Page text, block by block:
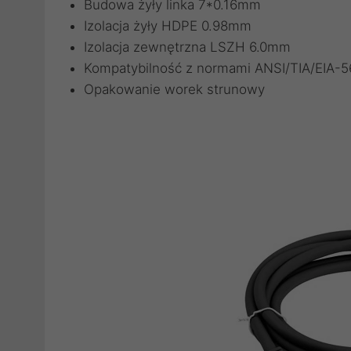
Budowa żyły linka 7*0.16mm
Izolacja żyły HDPE 0.98mm
Izolacja zewnętrzna LSZH 6.0mm
Kompatybilność z normami ANSI/TIA/EIA-
Opakowanie worek strunowy